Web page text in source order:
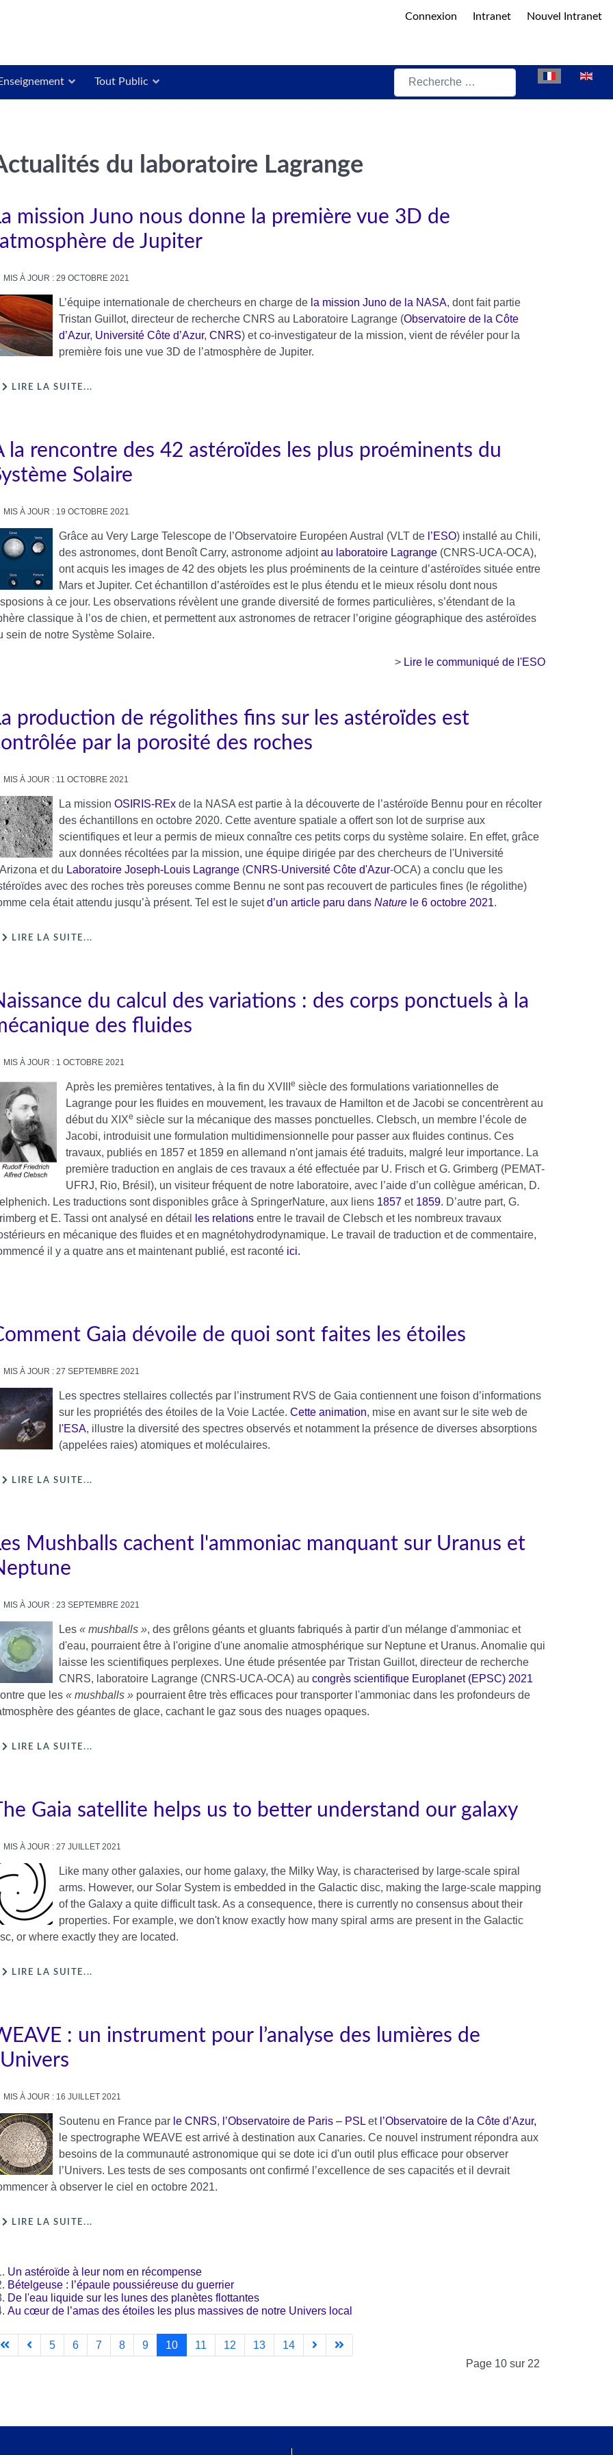
Connexion Intranet Nouvel Intranet
Tout Public
Rechercher Sélectionnez
du laboratoire Lagrange
mission Juno nous donne la première vue 3D de
de Jupiter
MIS À JOUR : 29 OCTOBRE 2021
L’équipe internationale de chercheurs en charge de la mission Juno de la NASA, dont fait partie
Tristan Guillot, directeur de recherche CNRS au Laboratoire Lagrange (Observatoire de la Côte
d’Azur, Université Côte d’Azur, CNRS) et co-investigateur de la mission, vient de révéler pour la
première fois une vue 3D de l’atmosphère de Jupiter.
LIRE LA SUITE...
la rencontre des 42 astéroïdes les plus proéminents du
Solaire
MIS À JOUR : 19 OCTOBRE 2021
Grâce au Very Large Telescope de l’Observatoire Européen Austral (VLT de l’ESO) installé au Chili,
des astronomes, dont Benoît Carry, astronome adjointau laboratoire Lagrange (CNRS-UCA-OCA),
ont acquis les images de 42 des objets les plus proéminents de la ceinture d’astéroïdes située entre
Mars et Jupiter. Cet échantillon d’astéroïdes est le plus étendu et le mieux résolu dont nous
à ce jour. Les observations révèlent une grande diversité de formes particulières, s’étendant de la
classique à l’os de chien, et permettent aux astronomes de retracer l’origine géographique des astéroïdes
sein de notre Système Solaire.
> Lire le communiqué de l'ESO
production de régolithes fins sur les astéroïdes est
par la porosité des roches
MIS À JOUR : 11 OCTOBRE 2021
La mission OSIRIS-REx de la NASA est partie à la découverte de l’astéroïde Bennu pour en récolter
des échantillons en octobre 2020. Cette aventure spatiale a offert son lot de surprise aux
scientifiques et leur a permis de mieux connaître ces petits corps du système solaire. En effet, grâce
aux données récoltées par la mission, une équipe dirigée par des chercheurs de l'Université
et du Laboratoire Joseph-Louis Lagrange (CNRS-Université Côte d'Azur-OCA) a conclu que les
avec des roches très poreuses comme Bennu ne sont pas recouvert de particules fines (le régolithe)
cela était attendu jusqu’à présent. Tel est le sujetd’un article paru dans Nature le 6 octobre 2021.
LIRE LA SUITE...
du calcul des variations : des corps ponctuels à la
des fluides
MIS À JOUR : 1 OCTOBRE 2021
Après les premières tentatives, à la fin du XVIII e siècle des formulations variationnelles de
Lagrange pour les fluides en mouvement, les travaux de Hamilton et de Jacobi se concentrèrent au
début du XIXe siècle sur la mécanique des masses ponctuelles. Clebsch, un membre l’école de
Jacobi, introduisit une formulation multidimensionnelle pour passer aux fluides continus. Ces
travaux, publiés en 1857 et 1859 en allemand n'ont jamais été traduits, malgré leur importance. La
première traduction en anglais de ces travaux a été effectuée par U. Frisch et G. Grimberg (PEMAT-
UFRJ, Rio, Brésil), un visiteur fréquent de notre laboratoire, avec l’aide d’un collègue américan, D.
Les traductions sont disponibles grâce à SpringerNature, aux liens 1857 et 1859. D’autre part, G.
et E. Tassi ont analysé en détail
les relations entre le travail de Clebsch et les nombreux travaux
en mécanique des fluides et en magnétohydrodynamique. Le travail de traduction et de commentaire,
il y a quatre ans et maintenant publié, est raconté ici.
Gaia dévoile de quoi sont faites les étoiles
MIS À JOUR : 27 SEPTEMBRE 2021
Les spectres stellaires collectés par l’instrument RVS de Gaia contiennent une foison d’informations
sur les propriétés des étoiles de la Voie Lactée. Cette animation, mise en avant sur le site web de
l'ESA, illustre la diversité des spectres observés et notamment la présence de diverses absorptions
(appelées raies) atomiques et moléculaires.
LIRE LA SUITE...
Mushballs cachent l'ammoniac manquant sur Uranus et
MIS À JOUR : 23 SEPTEMBRE 2021
Les « mushballs », des grêlons géants et gluants fabriqués à partir d'un mélange d'ammoniac et
d'eau, pourraient être à l'origine d'une anomalie atmosphérique sur Neptune et Uranus. Anomalie qui
laisse les scientifiques perplexes. Une étude présentée par Tristan Guillot, directeur de recherche
CNRS, laboratoire Lagrange (CNRS-UCA-OCA) au congrès scientifique Europlanet (EPSC) 2021
que les « mushballs » pourraient être très efficaces pour transporter l'ammoniac dans les profondeurs de
des géantes de glace, cachant le gaz sous des nuages opaques.
LIRE LA SUITE...
Gaia satellite helps us to better understand our galaxy
MIS À JOUR : 27 JUILLET 2021
Like many other galaxies, our home galaxy, the Milky Way, is characterised by large-scale spiral
arms. However, our Solar System is embedded in the Galactic disc, making the large-scale mapping
of the Galaxy a quite difficult task. As a consequence, there is currently no consensus about their
properties. For example, we don't know exactly how many spiral arms are present in the Galactic
or where exactly they are located.
LIRE LA SUITE...
: un instrument pour l’analyse des lumières de
MIS À JOUR : 16 JUILLET 2021
Soutenu en France par le CNRS, l’Observatoire de Paris – PSL et l’Observatoire de la Côte d’Azur,
le spectrographe WEAVE est arrivé à destination aux Canaries. Ce nouvel instrument répondra aux
besoins de la communauté astronomique qui se dote ici d'un outil plus efficace pour observer
l’Univers. Les tests de ses composants ont confirmé l’excellence de ses capacités et il devrait
à observer le ciel en octobre 2021.
LIRE LA SUITE...
Un astéroïde à leur nom en récompense
Bételgeuse : l’épaule poussiéreuse du guerrier
De l'eau liquide sur les lunes des planètes flottantes
Au cœur de l’amas des étoiles les plus massives de notre Univers local
Page 10 sur 22
5 6 7 8 9 10 11 12 13 14